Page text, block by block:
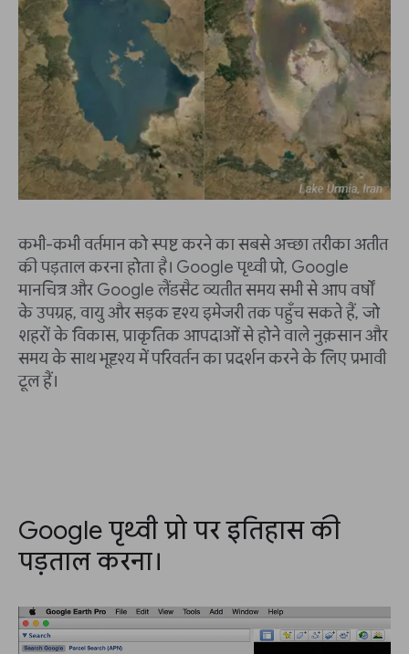
कभी-कभी वर्तमान को स्पष्ट करने का सबसे अच्छा तरीका अतीत
की पड़ताल करना होता है। Google पृथ्वी प्रो, Google
मानचित्र और Google लैंडसैट व्यतीत समय सभी से आप वर्षों
के उपग्रह, वायु और सड़क दृश्य इमेजरी तक पहुँच सकते हैं, जो
शहरों के विकास, प्राकृतिक आपदाओं से होने वाले नुक़सान और
समय के साथ भूदृश्य में परिवर्तन का प्रदर्शन करने के लिए प्रभावी
टूल हैं।
Google पृथ्वी प्रो पर इतिहास की
पड़ताल करना।